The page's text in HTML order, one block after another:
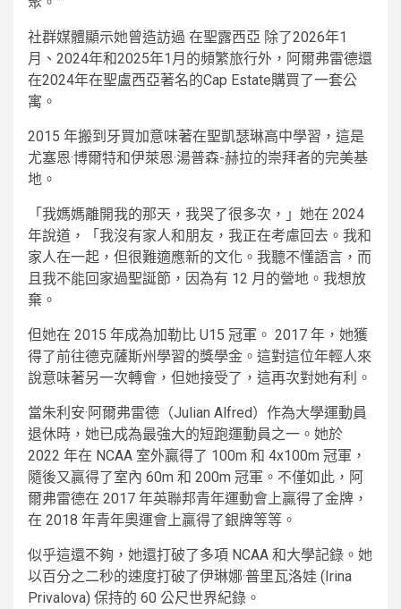
社群媒體顯示她曾造訪過 在聖露西亞 除了2026年1
月、2024年和2025年1月的頻繁旅行外，阿爾弗雷德還
在2024年在聖盧西亞著名的Cap Estate購買了一套公
寓。
2015 年搬到牙買加意味著在聖凱瑟琳高中學習，這是
尤塞恩·博爾特和伊萊恩·湯普森-赫拉的崇拜者的完美基
地。
「我媽媽離開我的那天，我哭了很多次，」她在 2024
年說道，「我沒有家人和朋友，我正在考慮回去。我和
家人在一起，但很難適應新的文化。我聽不懂語言，而
且我不能回家過聖誕節，因為有 12 月的營地。我想放
棄。
但她在 2015 年成為加勒比 U15 冠軍。 2017 年，她獲
得了前往德克薩斯州學習的獎學金。這對這位年輕人來
說意味著另一次轉會，但她接受了，這再次對她有利。
當朱利安·阿爾弗雷德（Julian Alfred）作為大學運動員
退休時，她已成為最強大的短跑運動員之一。她於
2022 年在 NCAA 室外贏得了 100m 和 4x100m 冠軍，
隨後又贏得了室內 60m 和 200m 冠軍。不僅如此，阿
爾弗雷德在 2017 年英聯邦青年運動會上贏得了金牌，
在 2018 年青年奧運會上贏得了銀牌等等。
似乎這還不夠，她還打破了多項 NCAA 和大學記錄。她
以百分之二秒的速度打破了伊琳娜·普里瓦洛娃 (Irina
Privalova) 保持的 60 公尺世界紀錄。